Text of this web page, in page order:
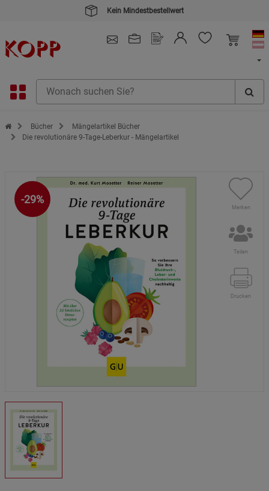
Kein Mindestbestellwert
Zur Startseite des Kopp Verlag Online-Shop
Bücher
Mängelartikel Bücher
Die revolutionäre 9-Tage-Leberkur - Mängelartikel
-29%
Merken
Teilen
Drucken